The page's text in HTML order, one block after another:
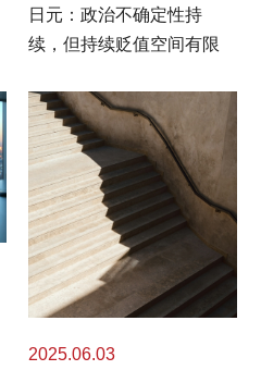
日元：政治不确定性持
续，但持续贬值空间有限
2025.06.03